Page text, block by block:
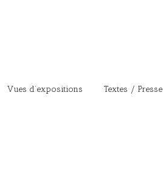
Vues d’expositions Textes / Presse